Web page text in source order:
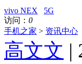
vivo NEX
5G
访问： 0
手机之家 > 资讯中心
高文文 |